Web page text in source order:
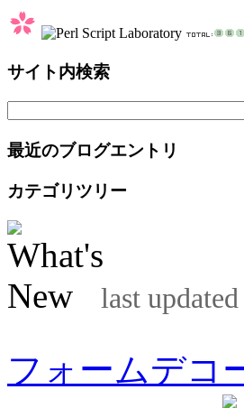
サイト内検索
最近のブログエントリ
カテゴリツリー
last
フォームデコ